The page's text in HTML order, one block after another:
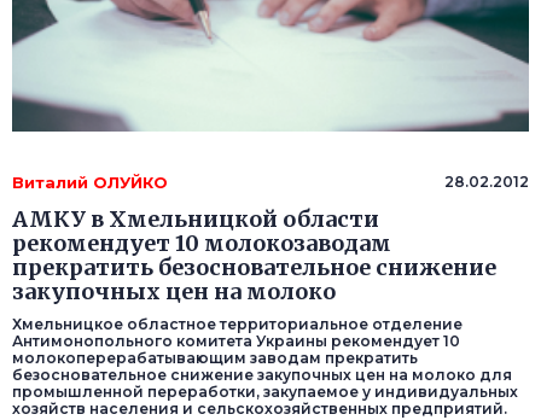
Виталий ОЛУЙКО 28.02.2012
АМКУ в Хмельницкой области
рекомендует 10 молокозаводам
прекратить безосновательное снижение
закупочных цен на молоко
Хмельницкое областное территориальное отделение
Антимонопольного комитета Украины рекомендует 10
молокоперерабатывающим заводам прекратить
безосновательное снижение закупочных цен на молоко для
промышленной переработки, закупаемое у индивидуальных
хозяйств населения и сельскохозяйственных предприятий.